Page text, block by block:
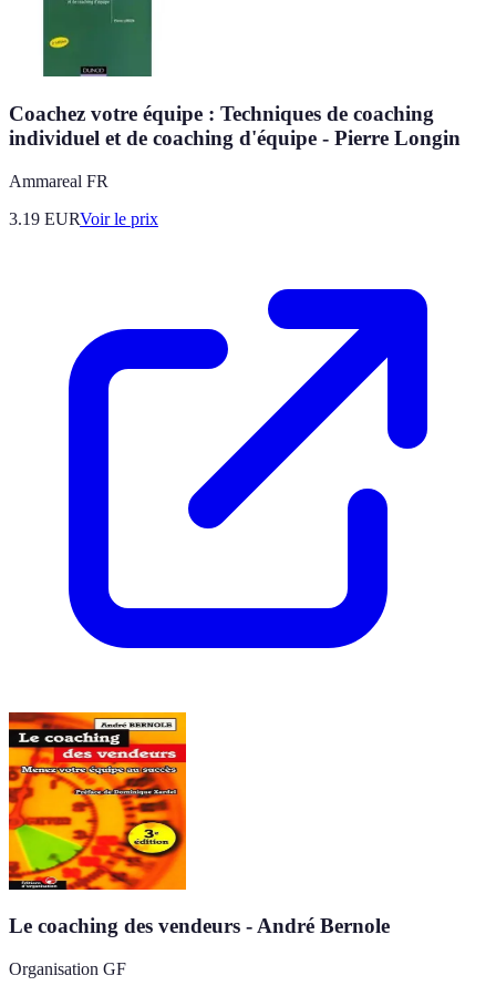
Coachez votre équipe : Techniques de coaching
individuel et de coaching d'équipe - Pierre Longin
Ammareal FR
3.19 EURVoir le prix
Le coaching des vendeurs - André Bernole
Organisation GF